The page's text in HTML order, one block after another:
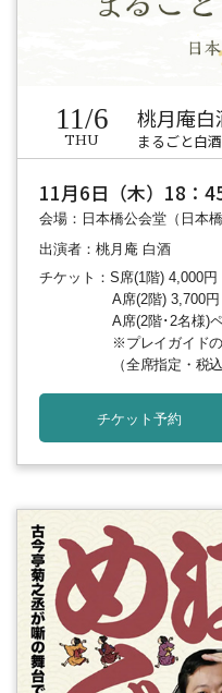
11/6
THU
桃月庵白
まるごと白
11月6日（木）18：
会場：日本橋公会堂（日本橋
出演者：桃月庵 白酒
チケット：S席(1階) 4,000円
A席(2階) 3,700円
A席(2階･2名様)
※プレイガイド
（全席指定・税
チケット予約